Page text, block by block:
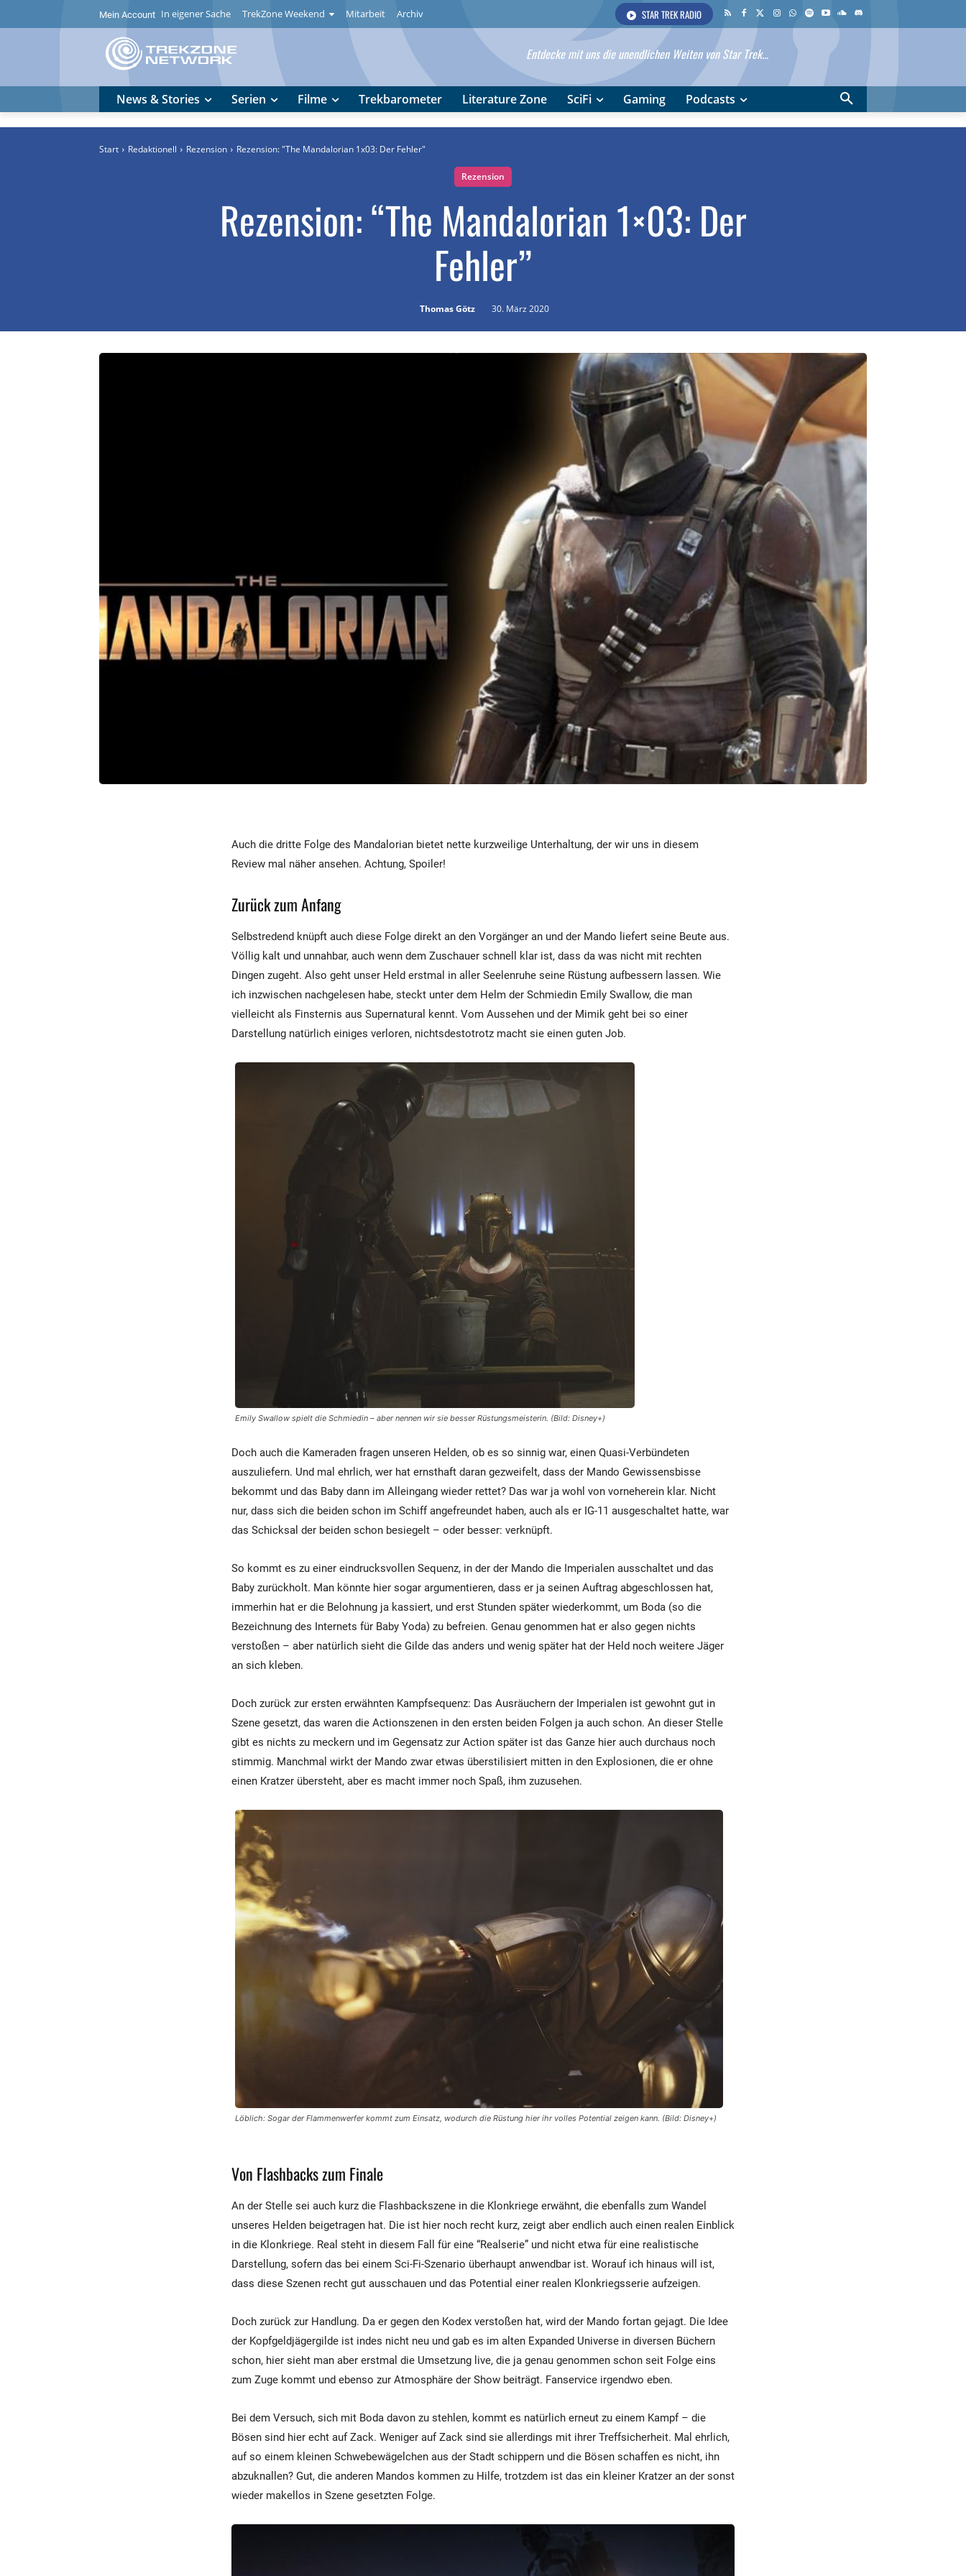
Mein Account In eigener Sache TrekZone Weekend Mitarbeit Archiv STAR TREK RADIO
Entdecke mit uns die unendlichen Weiten von Star Trek...
News & Stories Serien Filme Trekbarometer Literature Zone SciFi Gaming Podcasts
Start Redaktionell Rezension Rezension: "The Mandalorian 1x03: Der Fehler"
Rezension
Rezension: “The Mandalorian 1×03: Der
Fehler”
Thomas Götz 30. März 2020
Auch die dritte Folge des Mandalorian bietet nette kurzweilige Unterhaltung, der wir uns in diesem
Review mal näher ansehen. Achtung, Spoiler!
Zurück zum Anfang
Selbstredend knüpft auch diese Folge direkt an den Vorgänger an und der Mando liefert seine Beute aus.
Völlig kalt und unnahbar, auch wenn dem Zuschauer schnell klar ist, dass da was nicht mit rechten
Dingen zugeht. Also geht unser Held erstmal in aller Seelenruhe seine Rüstung aufbessern lassen. Wie
ich inzwischen nachgelesen habe, steckt unter dem Helm der Schmiedin Emily Swallow, die man
vielleicht als Finsternis aus Supernatural kennt. Vom Aussehen und der Mimik geht bei so einer
Darstellung natürlich einiges verloren, nichtsdestotrotz macht sie einen guten Job.
Emily Swallow spielt die Schmiedin – aber nennen wir sie besser Rüstungsmeisterin. (Bild: Disney+)
Doch auch die Kameraden fragen unseren Helden, ob es so sinnig war, einen Quasi-Verbündeten
auszuliefern. Und mal ehrlich, wer hat ernsthaft daran gezweifelt, dass der Mando Gewissensbisse
bekommt und das Baby dann im Alleingang wieder rettet? Das war ja wohl von vorneherein klar. Nicht
nur, dass sich die beiden schon im Schiff angefreundet haben, auch als er IG-11 ausgeschaltet hatte, war
das Schicksal der beiden schon besiegelt – oder besser: verknüpft.
So kommt es zu einer eindrucksvollen Sequenz, in der der Mando die Imperialen ausschaltet und das
Baby zurückholt. Man könnte hier sogar argumentieren, dass er ja seinen Auftrag abgeschlossen hat,
immerhin hat er die Belohnung ja kassiert, und erst Stunden später wiederkommt, um Boda (so die
Bezeichnung des Internets für Baby Yoda) zu befreien. Genau genommen hat er also gegen nichts
verstoßen – aber natürlich sieht die Gilde das anders und wenig später hat der Held noch weitere Jäger
an sich kleben.
Doch zurück zur ersten erwähnten Kampfsequenz: Das Ausräuchern der Imperialen ist gewohnt gut in
Szene gesetzt, das waren die Actionszenen in den ersten beiden Folgen ja auch schon. An dieser Stelle
gibt es nichts zu meckern und im Gegensatz zur Action später ist das Ganze hier auch durchaus noch
stimmig. Manchmal wirkt der Mando zwar etwas überstilisiert mitten in den Explosionen, die er ohne
einen Kratzer übersteht, aber es macht immer noch Spaß, ihm zuzusehen.
Löblich: Sogar der Flammenwerfer kommt zum Einsatz, wodurch die Rüstung hier ihr volles Potential zeigen kann. (Bild: Disney+)
Von Flashbacks zum Finale
An der Stelle sei auch kurz die Flashbackszene in die Klonkriege erwähnt, die ebenfalls zum Wandel
unseres Helden beigetragen hat. Die ist hier noch recht kurz, zeigt aber endlich auch einen realen Einblick
in die Klonkriege. Real steht in diesem Fall für eine “Realserie” und nicht etwa für eine realistische
Darstellung, sofern das bei einem Sci-Fi-Szenario überhaupt anwendbar ist. Worauf ich hinaus will ist,
dass diese Szenen recht gut ausschauen und das Potential einer realen Klonkriegsserie aufzeigen.
Doch zurück zur Handlung. Da er gegen den Kodex verstoßen hat, wird der Mando fortan gejagt. Die Idee
der Kopfgeldjägergilde ist indes nicht neu und gab es im alten Expanded Universe in diversen Büchern
schon, hier sieht man aber erstmal die Umsetzung live, die ja genau genommen schon seit Folge eins
zum Zuge kommt und ebenso zur Atmosphäre der Show beiträgt. Fanservice irgendwo eben.
Bei dem Versuch, sich mit Boda davon zu stehlen, kommt es natürlich erneut zu einem Kampf – die
Bösen sind hier echt auf Zack. Weniger auf Zack sind sie allerdings mit ihrer Treffsicherheit. Mal ehrlich,
auf so einem kleinen Schwebewägelchen aus der Stadt schippern und die Bösen schaffen es nicht, ihn
abzuknallen? Gut, die anderen Mandos kommen zu Hilfe, trotzdem ist das ein kleiner Kratzer an der sonst
wieder makellos in Szene gesetzten Folge.